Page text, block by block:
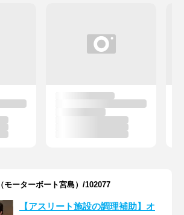
ーターボート宮島）/102077
【アスリート施設の調理補助】オ